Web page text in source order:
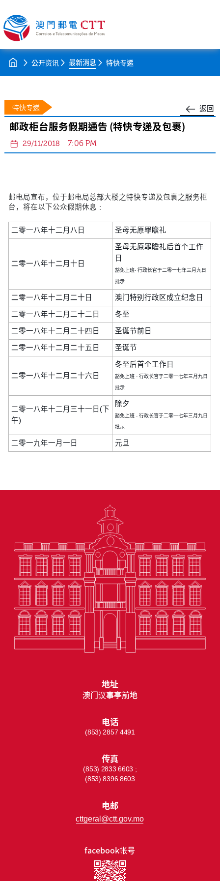
公开资讯 最新消息 特快专递
返回
特快专递
邮政柜台服务假期通告 (特快专递及包裹)
29/11/2018 7:06 PM
邮电局宣布，位于邮电局总部大楼之特快专递及包裹之服务柜
台，将在以下公众假期休息﹕
二零一八年十二月八日 圣母无原罪瞻礼
二零一八年十二月十日
圣母无原罪瞻礼后首个工作
日
豁免上班- 行政长官于二零一七年三月九日
批示
二零一八年十二月二十日 澳门特别行政区成立纪念日
二零一八年十二月二十二日 冬至
二零一八年十二月二十四日 圣诞节前日
二零一八年十二月二十五日 圣诞节
二零一八年十二月二十六日
冬至后首个工作日
豁免上班 - 行政长官于二零一七年三月九日
批示
二零一八年十二月三十一日(下
午)
除夕
豁免上班 - 行政长官于二零一七年三月九日
批示
二零一九年一月一日 元旦
facebook帐号
地址
澳门议事亭前地
电话
(853) 2857 4491
传真
(853) 2833 6603 ;
(853) 8396 8603
电邮
cttgeral@ctt.gov.mo